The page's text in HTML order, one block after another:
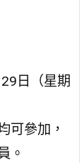
日（星期
可參加，
。